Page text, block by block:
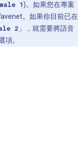
1)。如果您在專案
。如果你目前已在
2 」，就需要將語音
項。